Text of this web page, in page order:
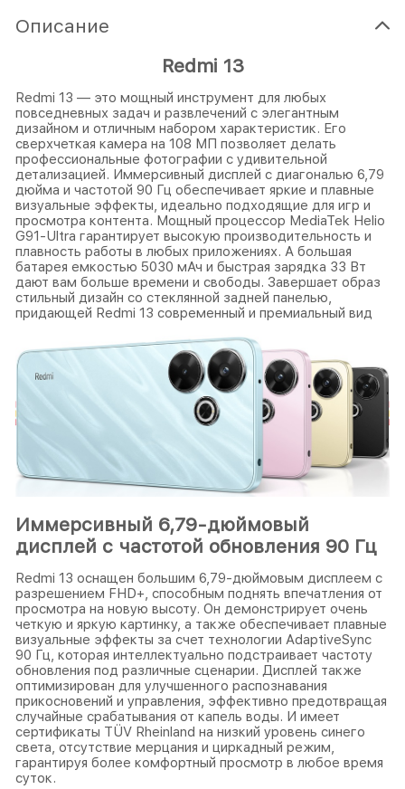
Описание
Redmi 13
Redmi 13 — это мощный инструмент для любых
повседневных задач и развлечений с элегантным
дизайном и отличным набором характеристик. Его
сверхчеткая камера на 108 МП позволяет делать
профессиональные фотографии с удивительной
детализацией. Иммерсивный дисплей с диагональю 6,79
дюйма и частотой 90 Гц обеспечивает яркие и плавные
визуальные эффекты, идеально подходящие для игр и
просмотра контента. Мощный процессор MediaTek Helio
G91-Ultra гарантирует высокую производительность и
плавность работы в любых приложениях. А большая
батарея емкостью 5030 мАч и быстрая зарядка 33 Вт
дают вам больше времени и свободы. Завершает образ
стильный дизайн со стеклянной задней панелью,
придающей Redmi 13 современный и премиальный вид
Иммерсивный 6,79-дюймовый
дисплей с частотой обновления 90 Гц
Redmi 13 оснащен большим 6,79-дюймовым дисплеем с
разрешением FHD+, способным поднять впечатления от
просмотра на новую высоту. Он демонстрирует очень
четкую и яркую картинку, а также обеспечивает плавные
визуальные эффекты за счет технологии AdaptiveSync
90 Гц, которая интеллектуально подстраивает частоту
обновления под различные сценарии. Дисплей также
оптимизирован для улучшенного распознавания
прикосновений и управления, эффективно предотвращая
случайные срабатывания от капель воды. И имеет
сертификаты TÜV Rheinland на низкий уровень синего
света, отсутствие мерцания и циркадный режим,
гарантируя более комфортный просмотр в любое время
суток.